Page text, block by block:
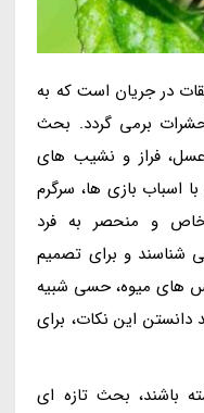
در جریان است که به
برمی گردد. بحث
فراز و نشیب های
اسباب بازی ها، سرگرم
و منحصر به فرد
شناسند و برای تصمیم
های میوه، حسی شبیه
این نکات، برای
باشند، بحث تازه ای